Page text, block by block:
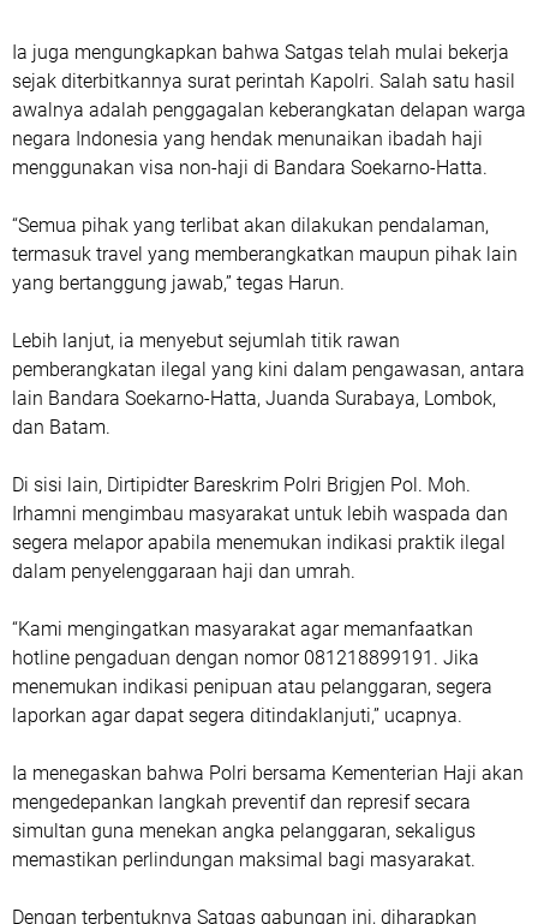
Ia juga mengungkapkan bahwa Satgas telah mulai bekerja
sejak diterbitkannya surat perintah Kapolri. Salah satu hasil
awalnya adalah penggagalan keberangkatan delapan warga
negara Indonesia yang hendak menunaikan ibadah haji
menggunakan visa non-haji di Bandara Soekarno-Hatta.
“Semua pihak yang terlibat akan dilakukan pendalaman,
termasuk travel yang memberangkatkan maupun pihak lain
yang bertanggung jawab,” tegas Harun.
Lebih lanjut, ia menyebut sejumlah titik rawan
pemberangkatan ilegal yang kini dalam pengawasan, antara
lain Bandara Soekarno-Hatta, Juanda Surabaya, Lombok,
dan Batam.
Di sisi lain, Dirtipidter Bareskrim Polri Brigjen Pol. Moh.
Irhamni mengimbau masyarakat untuk lebih waspada dan
segera melapor apabila menemukan indikasi praktik ilegal
dalam penyelenggaraan haji dan umrah.
“Kami mengingatkan masyarakat agar memanfaatkan
hotline pengaduan dengan nomor 081218899191. Jika
menemukan indikasi penipuan atau pelanggaran, segera
laporkan agar dapat segera ditindaklanjuti,” ucapnya.
Ia menegaskan bahwa Polri bersama Kementerian Haji akan
mengedepankan langkah preventif dan represif secara
simultan guna menekan angka pelanggaran, sekaligus
memastikan perlindungan maksimal bagi masyarakat.
Dengan terbentuknya Satgas gabungan ini, diharapkan